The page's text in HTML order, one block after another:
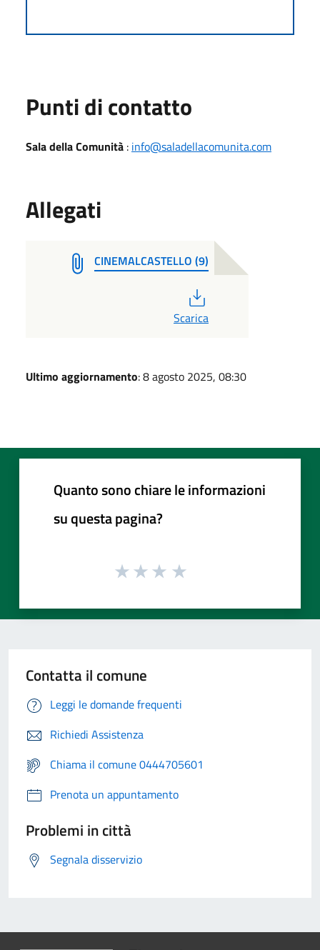
Punti di contatto
Sala della Comunità : info@saladellacomunita.com
Allegati
CINEMALCASTELLO (9)
Scarica
Ultimo aggiornamento: 8 agosto 2025, 08:30
Quanto sono chiare le informazioni
su questa pagina?
Contatta il comune
Leggi le domande frequenti
Richiedi Assistenza
Chiama il comune 0444705601
Prenota un appuntamento
Problemi in città
Segnala disservizio